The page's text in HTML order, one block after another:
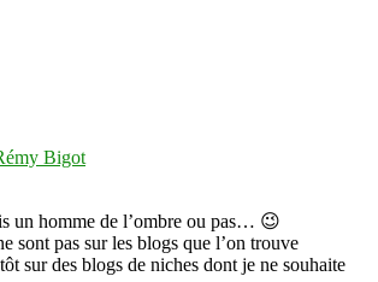
Bigot
un homme de l’ombre ou pas… 😉
sont pas sur les blogs que l’on trouve
sur des blogs de niches dont je ne souhaite